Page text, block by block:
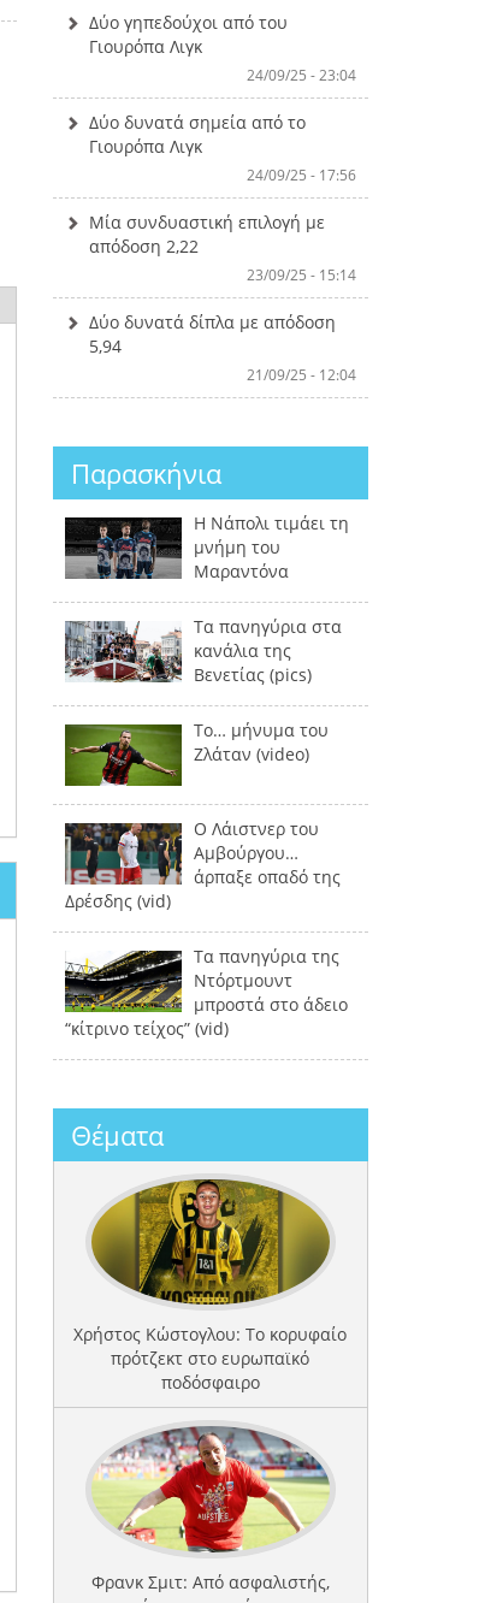
Δύο γηπεδούχοι από του
Γιουρόπα Λιγκ
24/09/25 - 23:04
Δύο δυνατά σημεία από το
Γιουρόπα Λιγκ
24/09/25 - 17:56
Μία συνδυαστική επιλογή με
απόδοση 2,22
23/09/25 - 15:14
Δύο δυνατά δίπλα με απόδοση
5,94
21/09/25 - 12:04
Παρασκήνια
Η Νάπολι τιμάει τη
μνήμη του
Μαραντόνα
Τα πανηγύρια στα
κανάλια της
Βενετίας (pics)
Το… μήνυμα του
Ζλάταν (video)
Ο Λάιστνερ του
Αμβούργου…
άρπαξε οπαδό της
Δρέσδης (vid)
Τα πανηγύρια της
Ντόρτμουντ
μπροστά στο άδειο
“κίτρινο τείχος” (vid)
Θέματα
Χρήστος Κώστογλου: Το κορυφαίο
πρότζεκτ στο ευρωπαϊκό
ποδόσφαιρο
Φρανκ Σμιτ: Από ασφαλιστής,